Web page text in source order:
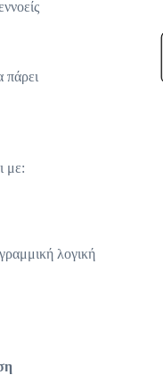
πάρει
με:
λογική